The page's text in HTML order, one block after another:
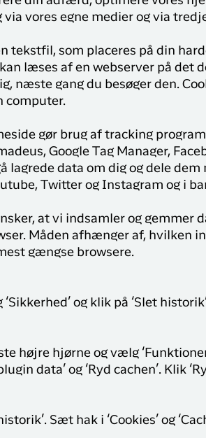
brug for på din
time
mulighed for at
ind og dit
direkte i
til
til
vores egne medier og via
tekstfil, som placeres på din
læses af en webserver på det
næste gang du besøger den.
computer.
gør brug af tracking
Google Tag Manager,
lagrede data om dig og dele
Twitter og Instagram og i
at vi indsamler og gemmer
Måden afhænger af, hvilken
gængse browsere.
og klik på ‘Slet
højre hjørne og vælg
data’ og ‘Ryd cachen’. Klik
Sæt hak i ‘Cookies’ og